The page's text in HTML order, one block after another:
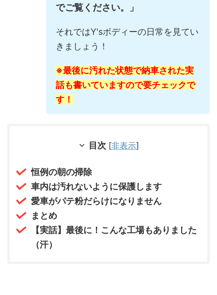
でご覧ください。」
それではY'sボディーの日常を見てい
きましょう！
※最後に汚れた状態で納車された実
話も書いていますので要チェックで
す！
目次 [非表示]
恒例の朝の掃除
車内は汚れないように保護します
愛車がパテ粉だらけになりません
まとめ
【実話】最後に！こんな工場もありました
（汗）